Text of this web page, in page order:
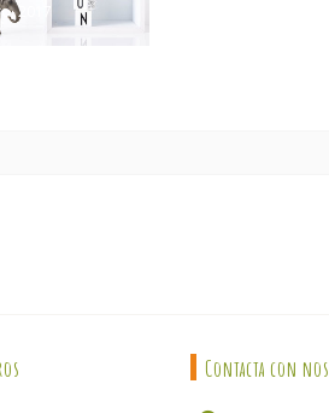
2017
Contacta con